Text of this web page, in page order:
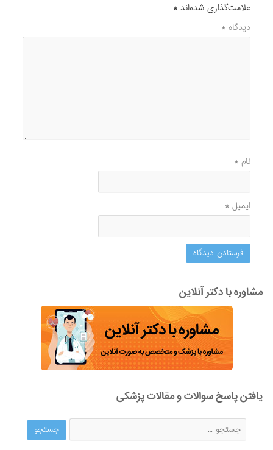
علامت‌گذاری شده‌اند*
دیدگاه*
نام*
ایمیل*
مشاوره با دکتر آنلاین
یافتن پاسخ سوالات و مقالات پزشکی